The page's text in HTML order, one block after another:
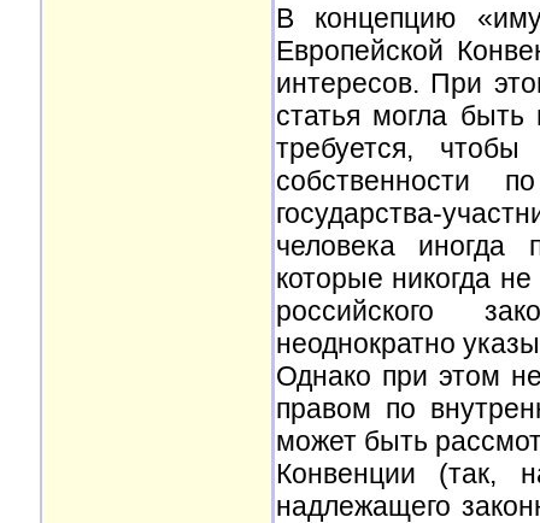
В концепцию
Европейской
интересов. При
статья могла
требуется,
собственности
государства-
человека иногда
которые никогда
российского
неоднократно
Однако при этом
правом по
может быть
Конвенции (так,
надлежащего